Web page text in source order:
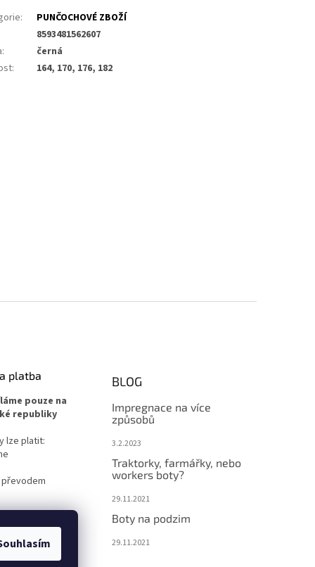
:
PUNČOCHOVÉ ZBOŽÍ
8593481562607
:
černá
: 164, 170, 176, 182
platba
pouze na
republiky
lze platit:
BLOG
Impregnace na více
způsobů
3.2.2023
Traktorky, farmářky, nebo
workers boty?
29.11.2021
Boty na podzim
29.11.2021